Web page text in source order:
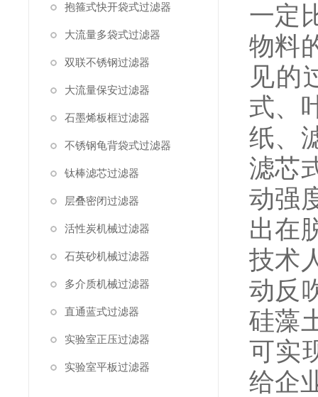
抱箍式快开袋式过滤器
大流量多袋式过滤器
双联不锈钢过滤器
大流量保安过滤器
石墨烯板框过滤器
不锈钢龟背袋式过滤器
钛棒滤芯过滤器
层叠密闭过滤器
活性炭机械过滤器
石英砂机械过滤器
多介质机械过滤器
直通蓝式过滤器
实验室正压过滤器
实验室平板过滤器
一定
物料
见的
式、
纸、
滤芯
动强
出在
技术
动反
硅藻
可实
给企